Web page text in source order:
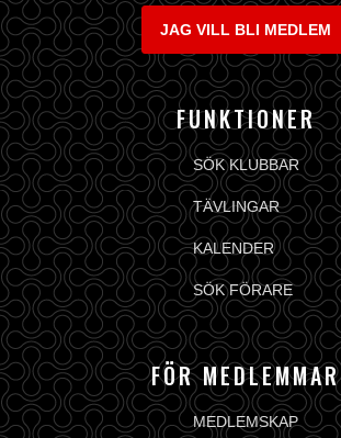
JAG VILL BLI MEDLEM
FUNKTIONER
SÖK KLUBBAR
TÄVLINGAR
KALENDER
SÖK FÖRARE
FÖR MEDLEMMAR
MEDLEMSKAP